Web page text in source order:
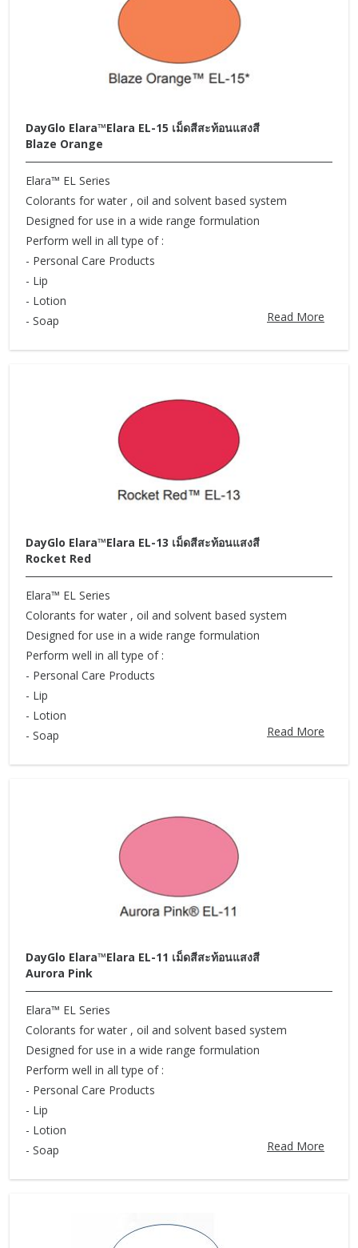
DayGlo Elara™Elara EL-15 เม็ดสีสะท้อนแสงสี
Blaze Orange
Elara™ EL Series
Colorants for water , oil and solvent based system
Designed for use in a wide range formulation
Perform well in all type of :
- Personal Care Products
- Lip
- Lotion
- Soap
Read More
DayGlo Elara™Elara EL-13 เม็ดสีสะท้อนแสงสี
Rocket Red
Elara™ EL Series
Colorants for water , oil and solvent based system
Designed for use in a wide range formulation
Perform well in all type of :
- Personal Care Products
- Lip
- Lotion
- Soap
Read More
DayGlo Elara™Elara EL-11 เม็ดสีสะท้อนแสงสี
Aurora Pink
Elara™ EL Series
Colorants for water , oil and solvent based system
Designed for use in a wide range formulation
Perform well in all type of :
- Personal Care Products
- Lip
- Lotion
- Soap
Read More